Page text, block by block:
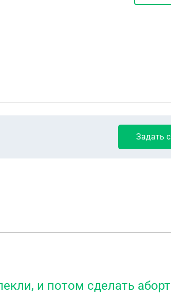
Задать
и потом сделать